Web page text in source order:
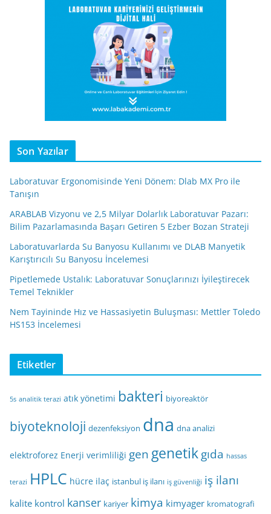
Son Yazılar
Laboratuvar Ergonomisinde Yeni Dönem: Dlab MX Pro ile
Tanışın
ARABLAB Vizyonu ve 2,5 Milyar Dolarlık Laboratuvar Pazarı:
Bilim Pazarlamasında Başarı Getiren 5 Ezber Bozan Strateji
Laboratuvarlarda Su Banyosu Kullanımı ve DLAB Manyetik
Karıştırıcılı Su Banyosu İncelemesi
Pipetlemede Ustalık: Laboratuvar Sonuçlarınızı İyileştirecek
Temel Teknikler
Nem Tayininde Hız ve Hassasiyetin Buluşması: Mettler Toledo
HS153 İncelemesi
Etiketler
5s analitik terazi atık yönetimi bakteri biyoreaktör
biyoteknoloji dezenfeksiyon dna dna analizi
elektroforez Enerji verimliliği gen genetikgıda hassas
terazi HPLC hücre ilaç istanbul iş ilanı iş güvenliği iş ilanı
kalite kontrol kanser kariyer kimya kimyager kromatografi